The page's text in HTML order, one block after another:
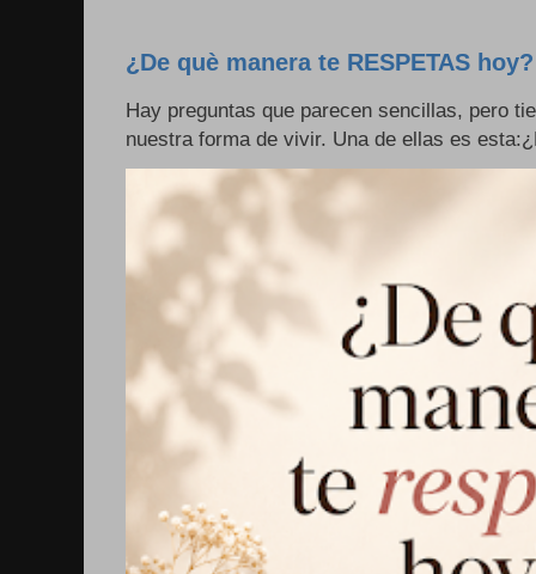
¿De què manera te RESPETAS hoy?
Hay preguntas que parecen sencillas, pero
nuestra forma de vivir. Una de ellas es